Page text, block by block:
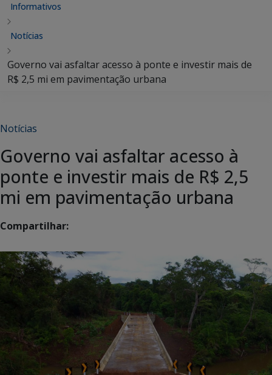
Informativos
Notícias
Governo vai asfaltar acesso à ponte e investir mais de
R$ 2,5 mi em pavimentação urbana
Notícias
Governo vai asfaltar acesso à
ponte e investir mais de R$ 2,5
mi em pavimentação urbana
Compartilhar: